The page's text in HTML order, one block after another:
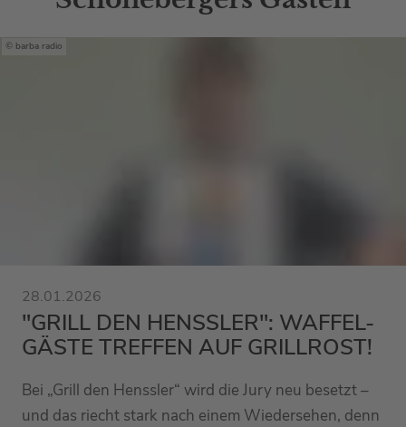
barba radio
28.01.2026
"GRILL DEN HENSSLER": WAFFEL-
GÄSTE TREFFEN AUF GRILLROST!
Bei „Grill den Henssler“ wird die Jury neu besetzt –
und das riecht stark nach einem Wiedersehen, denn